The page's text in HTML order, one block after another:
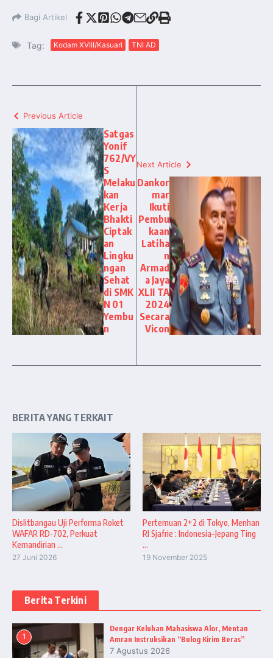
Bagi Artikel
Tag: Kodam XVIII/Kasuari TNI AD
Previous Article
Satgas
Yonif
762/VY
S
Melaku
kan
Kerja
Bhakti
Ciptak
an
Lingku
ngan
Sehat
di SMK
N 01
Yembu
n
Next Article
Dankor
mar
Ikuti
Pembu
kaan
Latiha
n
Armad
a Jaya
XLII TA
2024
Secara
Vicon
BERITA YANG TERKAIT
Dislitbangau Uji Performa Roket
WAFAR RD-702, Perkuat
Kemandirian ...
27 Juni 2026
Pertemuan 2+2 di Tokyo, Menhan
RI Sjafrie : Indonesia–Jepang Ting
...
19 November 2025
Berita Terkini
1
Dengar Keluhan Mahasiswa Alor, Mentan
Amran Instruksikan “Bulog Kirim Beras”
7 Agustus 2026